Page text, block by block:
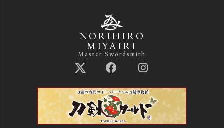
NORIHIRO
MIYAIRI
Master Swordsmith